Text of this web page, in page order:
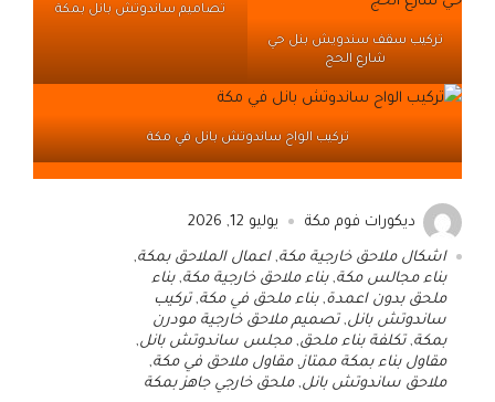
تركيب سقف سندويش بنل حي
شارع الحج
تصاميم ساندوتش بانل بمكة
تركيب الواح ساندوتش بانل في مكة
ديكورات فوم مكة يوليو 12, 2026
اشكال ملاحق خارجية مكة,اعمال الملاحق بمكة,
بناء مجالس مكة,بناء ملاحق خارجية مكة,بناء
ملحق بدون اعمدة,بناء ملحق في مكة,تركيب
ساندوتش بانل,تصميم ملاحق خارجية مودرن
بمكة,تكلفة بناء ملحق,مجلس ساندوتش بانل,
مقاول بناء بمكة ممتاز ,مقاول ملاحق في مكة,
ملاحق ساندوتش بانل,ملحق خارجي جاهز بمكة